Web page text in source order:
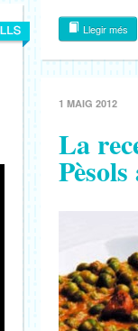
Llegir més
1 MAIG 2012
La